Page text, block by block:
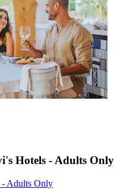
Hotels - Adults Only
- Adults Only